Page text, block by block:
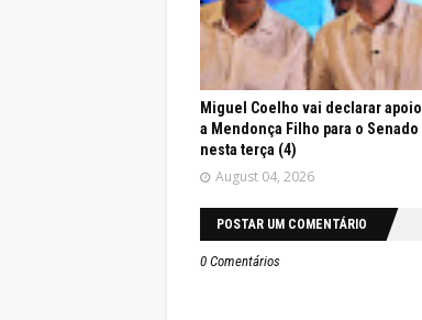
Miguel Coelho vai declarar apoio
a Mendonça Filho para o Senado
nesta terça (4)
August 04, 2026
POSTAR UM COMENTÁRIO
0 Comentários